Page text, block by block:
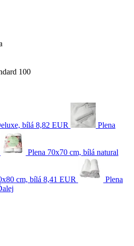
100
bílá 8,82 EUR Plena
Plena 70x70 cm, bílá natural
cm, bílá 8,41 EUR
Plena